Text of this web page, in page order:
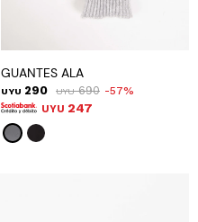
GUANTES ALA
UYU 290 UYU 690 57
UYU 247